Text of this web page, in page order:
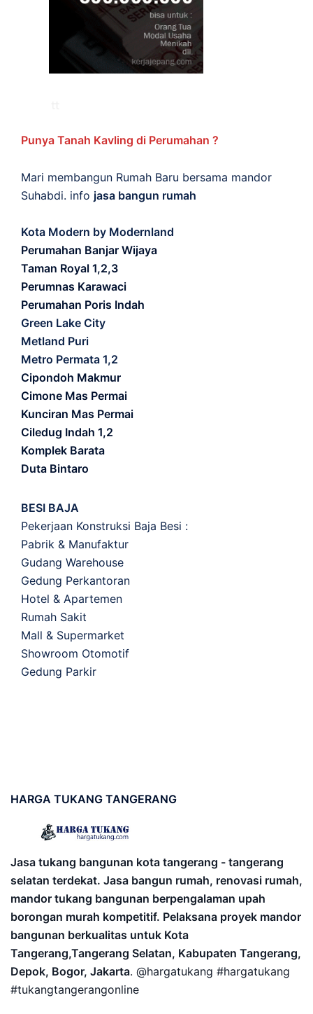
Punya Tanah Kavling di Perumahan ?
Mari membangun Rumah Baru bersama mandor
Suhabdi. info jasa bangun rumah
Kota Modern by Modernland
Perumahan Banjar Wijaya
Taman Royal 1,2,3
Perumnas Karawaci
Perumahan Poris Indah
Green Lake City
Metland Puri
Metro Permata 1,2
Cipondoh Makmur
Cimone Mas Permai
Kunciran Mas Permai
Ciledug Indah 1,2
Komplek Barata
Duta Bintaro
BESI BAJA
Pekerjaan Konstruksi Baja Besi :
Pabrik & Manufaktur
Gudang Warehouse
Gedung Perkantoran
Hotel & Apartemen
Rumah Sakit
Mall & Supermarket
Showroom Otomotif
Gedung Parkir
HARGA TUKANG TANGERANG
Jasa tukang bangunan kota tangerang - tangerang
selatan terdekat. Jasa bangun rumah, renovasi rumah,
mandor tukang bangunan berpengalaman upah
borongan murah kompetitif. Pelaksana proyek mandor
bangunan berkualitas untuk Kota
Tangerang,Tangerang Selatan, Kabupaten Tangerang,
Depok, Bogor, Jakarta. @hargatukang #hargatukang
#tukangtangerangonline